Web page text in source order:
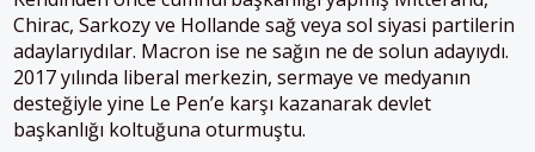
Chirac, Sarkozy ve Hollande sağ veya sol siyasi partilerin
adaylarıydılar. Macron ise ne sağın ne de solun adayıydı.
2017 yılında liberal merkezin, sermaye ve medyanın
desteğiyle yine Le Pen’e karşı kazanarak devlet
başkanlığı koltuğuna oturmuştu.